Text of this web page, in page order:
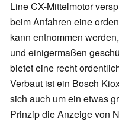
Line CX-Mittelmotor
beim Anfahren eine
kann entnommen
und einigermaßen
bietet eine recht
Verbaut ist ein Bosch
sich auch um ein etwas
Prinzip die Anzeige von